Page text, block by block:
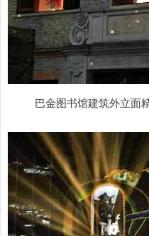
巴金图书馆建筑外立面